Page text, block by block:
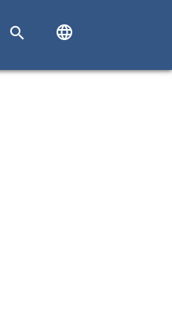
search language